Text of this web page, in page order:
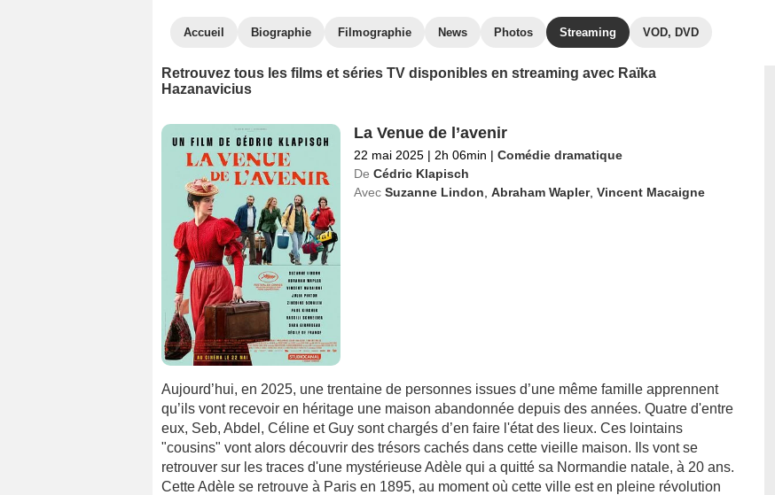
Accueil Biographie Filmographie News Photos Streaming VOD, DVD
Retrouvez tous les films et séries TV disponibles en streaming avec Raïka
Hazanavicius
La Venue de l’avenir
22 mai 2025 | 2h 06min | Comédie dramatique
De Cédric Klapisch
Avec Suzanne Lindon Abraham Wapler, Vincent Macaigne
Aujourd’hui, en 2025, une trentaine de personnes issues d’une même famille apprennent
qu’ils vont recevoir en héritage une maison abandonnée depuis des années. Quatre d'entre
eux, Seb, Abdel, Céline et Guy sont chargés d’en faire l'état des lieux. Ces lointains
"cousins" vont alors découvrir des trésors cachés dans cette vieille maison. Ils vont se
retrouver sur les traces d'une mystérieuse Adèle qui a quitté sa Normandie natale, à 20 ans.
Cette Adèle se retrouve à Paris en 1895, au moment où cette ville est en pleine révolution